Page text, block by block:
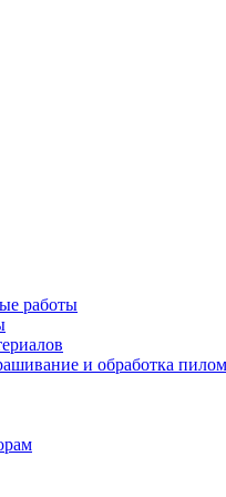
работы
и обработка